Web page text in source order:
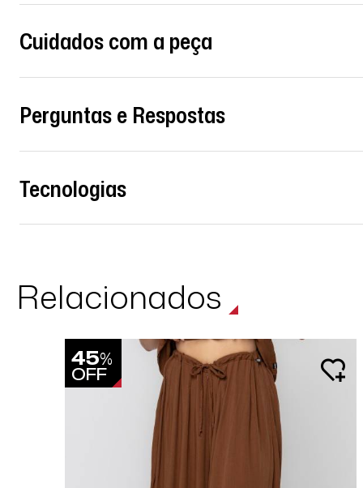
Cuidados com a peça
Perguntas e Respostas
Tecnologias
Relacionados
45%
OFF